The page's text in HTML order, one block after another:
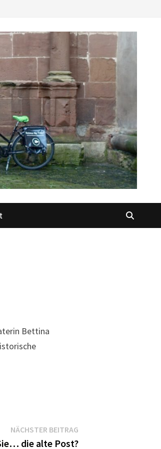
Bettina
NÄCHSTER BEITRAGNächster
Beitrag:
die alte Post?